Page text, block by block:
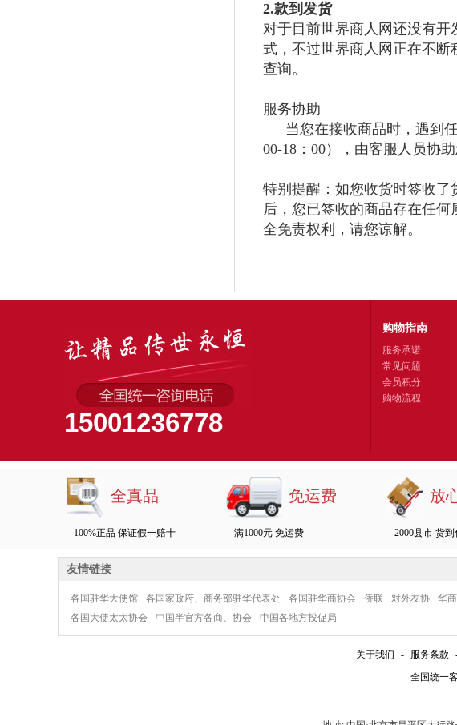
2.款到发货
对于目前世界商人网还没有开
式，不过世界商人网正在不断
查询。
服务协助
当您在接收商品时，遇到
00-18 ： 00），由客服人员协
特别提醒：如您收货时签收
后，您已签收的商品存在任何
全免责权利，请您谅解。
15001236778
购物指南
服务承诺
常见问题
会员积分
购物流程
全真品
100%正品 保证假一赔十
免运费
满1000元 免运费
放
2000县市 货到
友情链接
各国驻华大使馆 各国家政府、商务部驻华代表处 各国驻华商协会 侨联 对外友协 华
各国大使太太协会
中国半官方各商、协会 中国各地方投促局
关于我们 - 服务条款
全国统一